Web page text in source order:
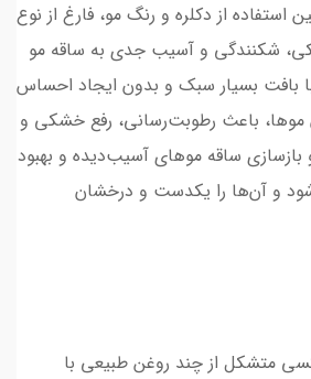
استفاده از دکلره و رنگ مو، فارغ از نوع
شکنندگی و آسیب جدی به ساقه مو
بافت بسیار سبک و بدون ایجاد احساس
باعث رطوبت‌رسانی، رفع خشکی و
بازسازی ساقه موهای آسیب‌دیده و بهبود
و آن‌ها را یکدست و درخشان
متشکل از چند‌ روغن‌ طبیعی با